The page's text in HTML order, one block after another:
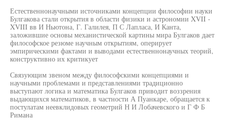
Естественнонаучными источниками концепции философии науки
Булгакова стали открытия в области физики и астрономии XVII -
XVIII вв И Ньютона, Г. Галилея, П С Лапласа, И Канта,
заложившие основы механистической картины мира Булгаков дает
философское резюме научным открытиям, оперирует
эмпирическими фактами и выводами естественнонаучных теорий,
конструктивно их критикует
Связующим звеном между философскими концепциями и
научными проблемами и представлениями традиционно
выступают логика и математика Булгаков приводит воззрения
выдающихся математиков, в частности А Пуанкаре, обращается к
постулатам неевклидовых геометрий Н И Лобачевского и Г Ф Б
Римана